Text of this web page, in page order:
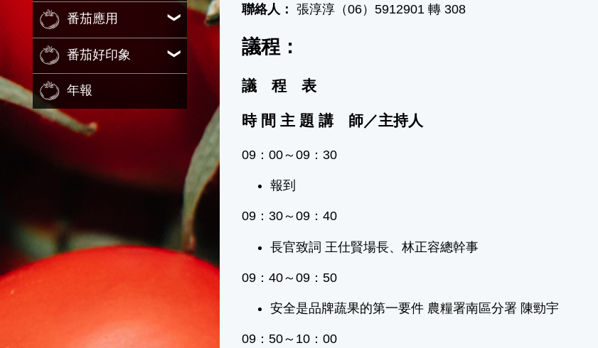
番茄應用
番茄好印象
年報
聯絡人： 張淳淳（06）5912901 轉 308
議程：
議 程 表
時 間 主 題 講 師／主持人
09：00～09：30
報到
09：30～09：40
長官致詞 王仕賢場長、林正容總幹事
09：40～09：50
安全是品牌蔬果的第一要件 農糧署南區分署 陳勁宇
09：50～10：00